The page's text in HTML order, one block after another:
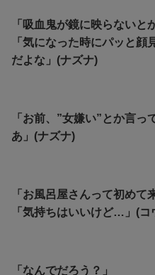
「吸血鬼が鏡に映らないと
「気になった時にパッと
だよな」(ナズナ)
「お前、”女嫌い”とか言
あ」(ナズナ)
「お風呂屋さんって初めて
「気持ちはいいけど…」(コ
「なんでだろう？」